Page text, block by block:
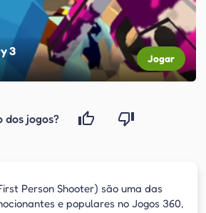
3
Jogar
dos jogos?
Person Shooter) são uma das
e populares no Jogos 360,